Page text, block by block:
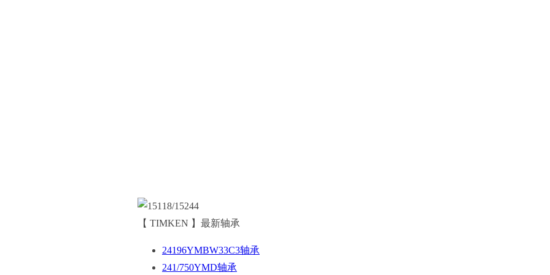
【 TIMKEN 】最新轴承
24196YMBW33C3轴承
241/750YMD轴承